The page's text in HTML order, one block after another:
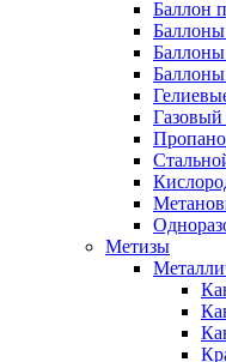
Баллон
Газовый
Метизы